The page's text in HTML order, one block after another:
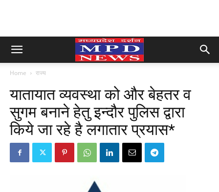
Home राज्य
यातायात व्यवस्था को और बेहतर व
सुगम बनाने हेतु इन्दौर पुलिस द्वारा
किये जा रहे है लगातार प्रयास*